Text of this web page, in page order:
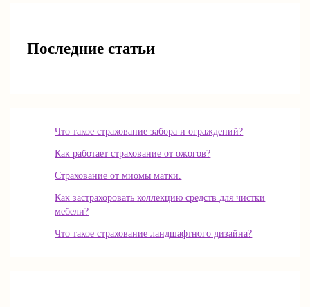
Последние статьи
Что такое страхование забора и ограждений?
Как работает страхование от ожогов?
Страхование от миомы матки.
Как застрахоровать коллекцию средств для чистки
мебели?
Что такое страхование ландшафтного дизайна?